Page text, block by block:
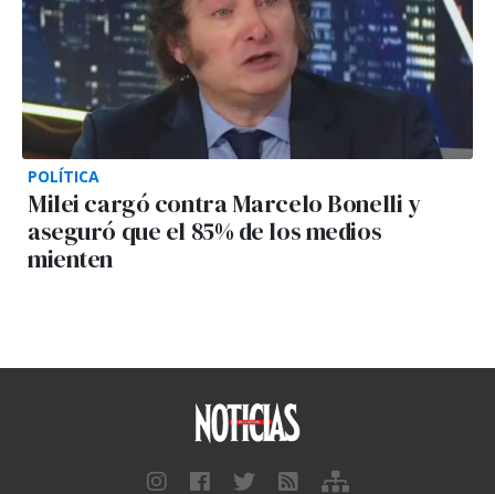
POLÍTICA
Milei cargó contra Marcelo Bonelli y
aseguró que el 85% de los medios
mienten